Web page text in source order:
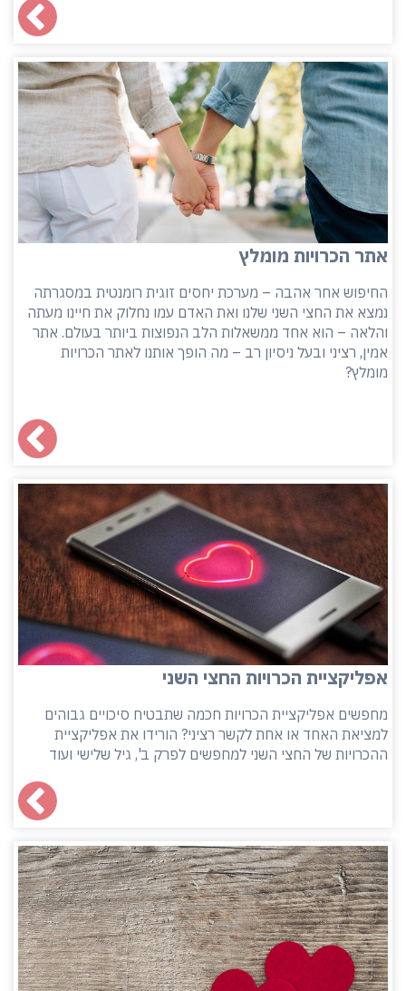
אתר הכרויות מומלץ
החיפוש אחר אהבה – מערכת יחסים זוגית רומנטית במסגרתה
נמצא את החצי השני שלנו ואת האדם עמו נחלוק את חיינו מעתה
והלאה – הוא אחד ממשאלות הלב הנפוצות ביותר בעולם. אתר
אמין, רציני ובעל ניסיון רב – מה הופך אותנו לאתר הכרויות
מומלץ?
אפליקציית הכרויות החצי השני
מחפשים אפליקציית הכרויות חכמה שתבטיח סיכויים גבוהים
למציאת האחד או אחת לקשר רציני? הורידו את אפליקציית
ההכרויות של החצי השני למחפשים לפרק ב', גיל שלישי ועוד